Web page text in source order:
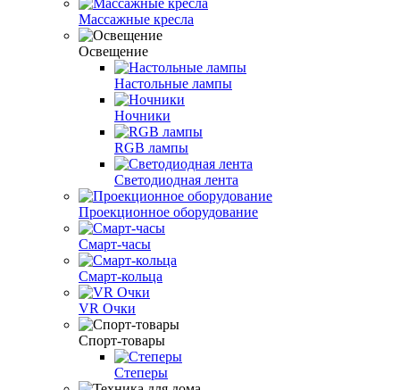
Массажные кресла
Освещение
Настольные лампы
Ночники
RGB лампы
Светодиодная лента
Проекционное оборудование
Смарт-часы
Смарт-кольца
VR Очки
Спорт-товары
Степеры